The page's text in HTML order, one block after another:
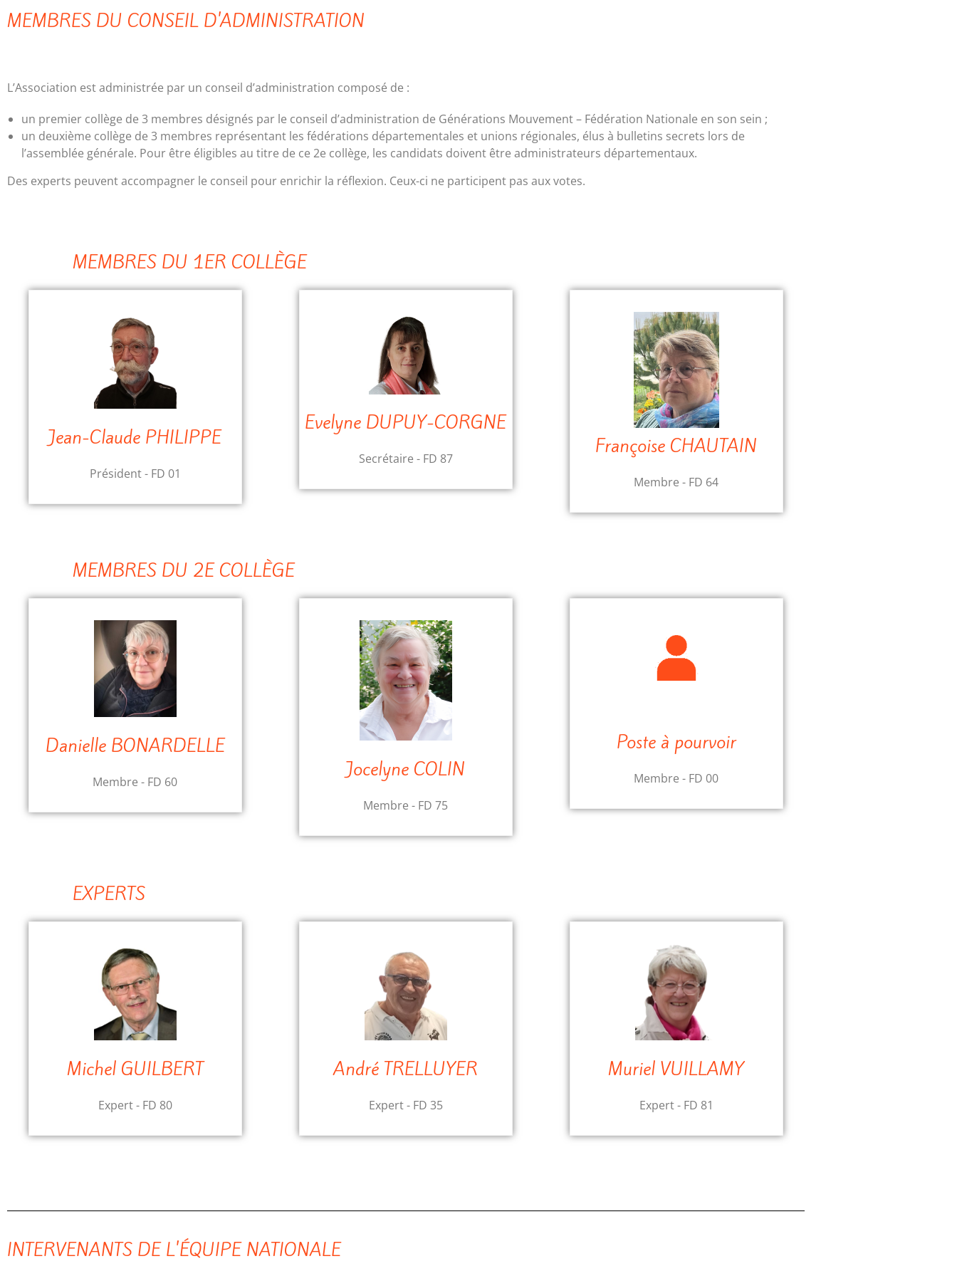
MEMBRES DU CONSEIL D'ADMINISTRATION
L’Association est administrée par un conseil d’administration composé de :
un premier collège de 3 membres désignés par le conseil d’administration de Générations Mouvement – Fédération Nationale en son sein ;
un deuxième collège de 3 membres représentant les fédérations départementales et unions régionales, élus à bulletins secrets lors de
l’assemblée générale. Pour être éligibles au titre de ce 2e collège, les candidats doivent être administrateurs départementaux.
Des experts peuvent accompagner le conseil pour enrichir la réflexion. Ceux-ci ne participent pas aux votes.
MEMBRES DU 1ER COLLÈGE
Jean-Claude PHILIPPE
Président - FD 01
Evelyne DUPUY-CORGNE
Secrétaire - FD 87
Françoise CHAUTAIN
Membre - FD 64
MEMBRES DU 2E COLLÈGE
Danielle BONARDELLE
Membre - FD 60
Jocelyne COLIN
Membre - FD 75
Poste à pourvoir
Membre - FD 00
EXPERTS
Michel GUILBERT
Expert - FD 80
André TRELLUYER
Expert - FD 35
Muriel VUILLAMY
Expert - FD 81
INTERVENANTS DE L'ÉQUIPE NATIONALE